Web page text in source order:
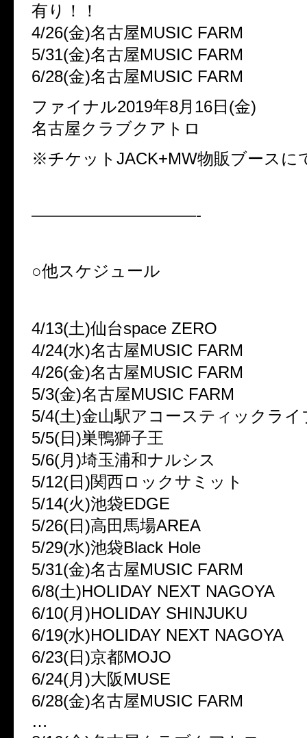
有り！！
4/26(金)名古屋MUSIC FARM
5/31(金)名古屋MUSIC FARM
6/28(金)名古屋MUSIC FARM
ファイナル2019年8月16日(金)
名古屋クラブクアトロ
※チケットJACK+MW物販ブースに
——————————-
○他スケジュール
4/13(土)仙台space ZERO
4/24(水)名古屋MUSIC FARM
4/26(金)名古屋MUSIC FARM
5/3(金)名古屋MUSIC FARM
5/4(土)金山駅アコースティックライ
5/5(日)巣鴨獅子王
5/6(月)埼玉浦和ナルシス
5/12(日)関西ロックサミット
5/14(火)池袋EDGE
5/26(日)高田馬場AREA
5/29(水)池袋Black Hole
5/31(金)名古屋MUSIC FARM
6/8(土)HOLIDAY NEXT NAGOYA
6/10(月)HOLIDAY SHINJUKU
6/19(水)HOLIDAY NEXT NAGOYA
6/23(日)京都MOJO
6/24(月)大阪MUSE
6/28(金)名古屋MUSIC FARM
…